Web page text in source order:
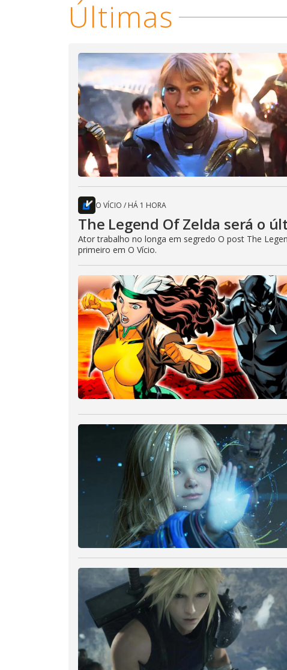
Últimas
O VÍCIO / HÁ 1 HORA
The Legend Of Zelda será o
Ator trabalho no longa em segredo O post The
primeiro em O Vício.